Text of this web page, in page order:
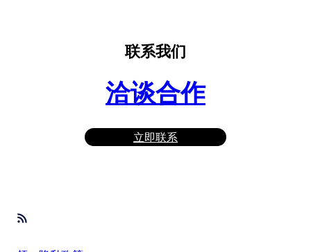
联系我们
洽谈合作
立即联系
RSS Feed